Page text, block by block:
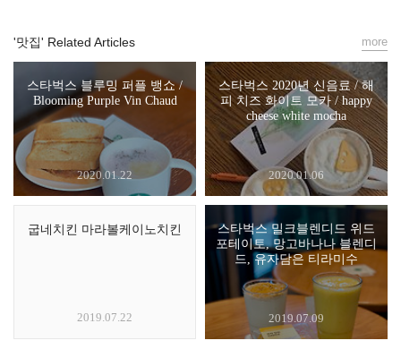
'맛집' Related Articles
스타벅스 블루밍 퍼플 뱅쇼 /
Blooming Purple Vin Chaud
2020.01.22
스타벅스 2020년 신음료 / 해
피 치즈 화이트 모카 / happy
cheese white mocha
2020.01.06
굽네치킨 마라볼케이노치킨
2019.07.22
스타벅스 밀크블렌디드 위드
포테이토, 망고바나나 블렌디
드, 유자담은 티라미수
2019.07.09
more